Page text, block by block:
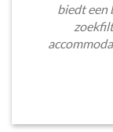
biedt een